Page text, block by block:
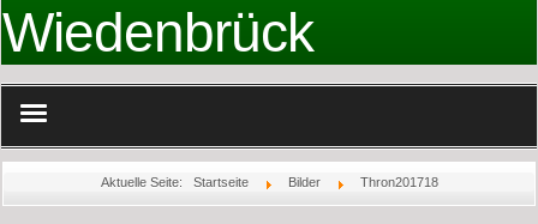
Wiedenbrück
Aktuelle Seite: Startseite Bilder Thron201718